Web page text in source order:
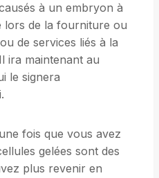
à un embryon à
lors de la fourniture ou
de services liés à la
ira maintenant au
le signera
fois que vous avez
gelées sont des
plus revenir en